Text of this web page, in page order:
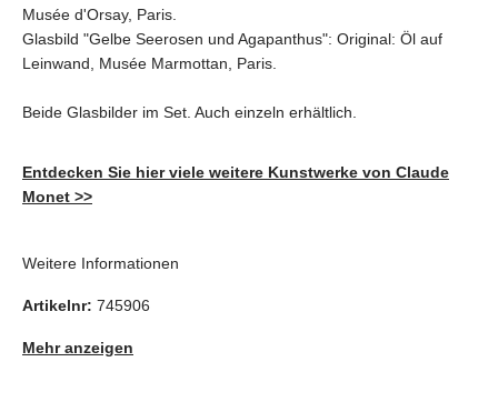
Musée d'Orsay, Paris.
Glasbild "Gelbe Seerosen und Agapanthus": Original: Öl auf
Leinwand, Musée Marmottan, Paris.
Beide Glasbilder im Set. Auch einzeln erhältlich.
Entdecken Sie hier viele weitere Kunstwerke von Claude
Monet >>
Weitere Informationen
Artikelnr: 745906
Mehr anzeigen